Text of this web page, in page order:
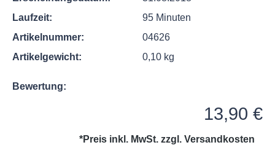
Laufzeit:
95 Minuten
Artikelnummer:
04626
Artikelgewicht:
0,10 kg
Bewertung:
13,90 €
*Preis inkl. MwSt. zzgl. Versandkosten